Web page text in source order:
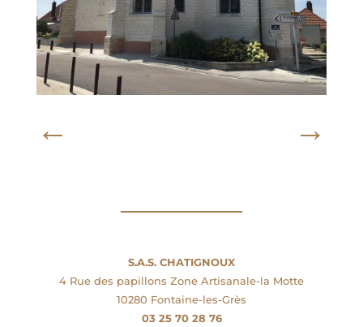
← →
S.A.S. CHATIGNOUX
4 Rue des papillons Zone Artisanale-la Motte
10280 Fontaine-les-Grès
03 25 70 28 76